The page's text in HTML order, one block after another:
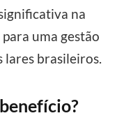
na
uma gestão
lares brasileiros.